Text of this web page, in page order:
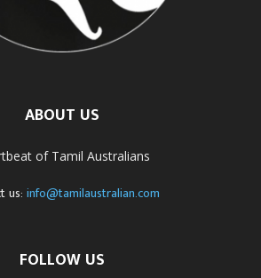
ABOUT US
of Tamil Australians
us: info@tamilaustralian.com
FOLLOW US